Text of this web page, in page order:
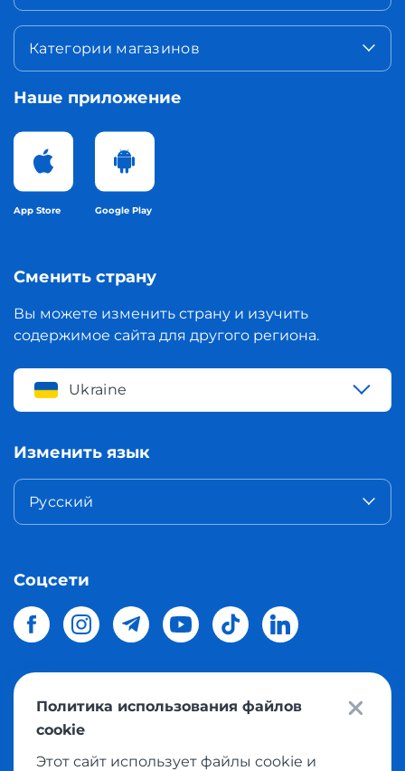
Категории магазинов
Наше приложение
App Store Google Play
Сменить страну
Вы можете изменить страну и изучить
содержимое сайта для другого региона.
Ukraine
Изменить язык
Русский
Соцсети
© 2026 Meest Shoppingдоставка покупок с интернет
магазинов мира в Украину.
Политика использования файлов
cookie
Этот сайт использует файлы cookie и